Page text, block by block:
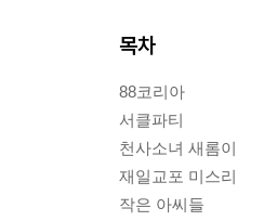
목차
88코리아
서클파티
천사소녀 새롬이
재일교포 미스리
작은 아씨들